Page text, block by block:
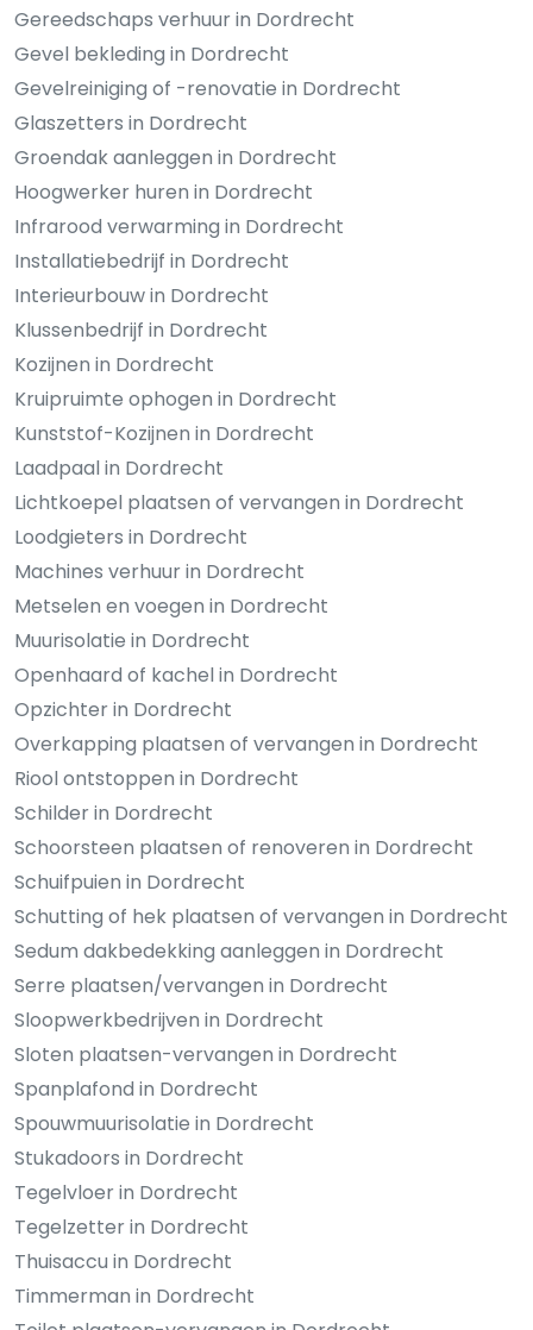
Gereedschaps verhuur in Dordrecht
Gevel bekleding in Dordrecht
Gevelreiniging of -renovatie in Dordrecht
Glaszetters in Dordrecht
Groendak aanleggen in Dordrecht
Hoogwerker huren in Dordrecht
Infrarood verwarming in Dordrecht
Installatiebedrijf in Dordrecht
Interieurbouw in Dordrecht
Klussenbedrijf in Dordrecht
Kozijnen in Dordrecht
Kruipruimte ophogen in Dordrecht
Kunststof-Kozijnen in Dordrecht
Laadpaal in Dordrecht
Lichtkoepel plaatsen of vervangen in Dordrecht
Loodgieters in Dordrecht
Machines verhuur in Dordrecht
Metselen en voegen in Dordrecht
Muurisolatie in Dordrecht
Openhaard of kachel in Dordrecht
Opzichter in Dordrecht
Overkapping plaatsen of vervangen in Dordrecht
Riool ontstoppen in Dordrecht
Schilder in Dordrecht
Schoorsteen plaatsen of renoveren in Dordrecht
Schuifpuien in Dordrecht
Schutting of hek plaatsen of vervangen in Dordrecht
Sedum dakbedekking aanleggen in Dordrecht
Serre plaatsen/vervangen in Dordrecht
Sloopwerkbedrijven in Dordrecht
Sloten plaatsen-vervangen in Dordrecht
Spanplafond in Dordrecht
Spouwmuurisolatie in Dordrecht
Stukadoors in Dordrecht
Tegelvloer in Dordrecht
Tegelzetter in Dordrecht
Thuisaccu in Dordrecht
Timmerman in Dordrecht